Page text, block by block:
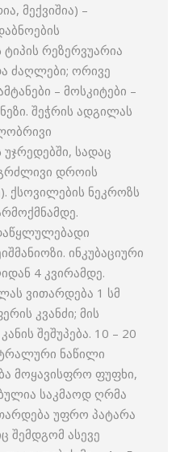
მექვიშია) –
რეზერვუარია
ძაღლები; ორივე
– მოსკიტები –
შეჭრის ადგილას
სადაც
დროის
ქსოვილების ნეკროზს
ინკუბაციური
4 კვირამდე.
ვითარდება 1 სმ
კვანძი; მის
შეშუპება. 10 – 20
ნაწილი
მოყავისფრო ფუფხი,
საკმაოდ ღრმა
უფრო პატარა
შემდგომ ასევე